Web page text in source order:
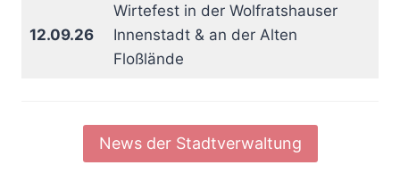
12.09.26
Wirtefest in der Wolfratshauser
Innenstadt & an der Alten
Floßlände
News der Stadtverwaltung